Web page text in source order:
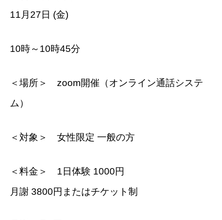
11月27日 (金)
10時～10時45分
＜場所＞ zoom開催（オンライン通話システ
ム）
＜対象＞ 女性限定 一般の方
＜料金＞ 1日体験 1000円
月謝 3800円またはチケット制